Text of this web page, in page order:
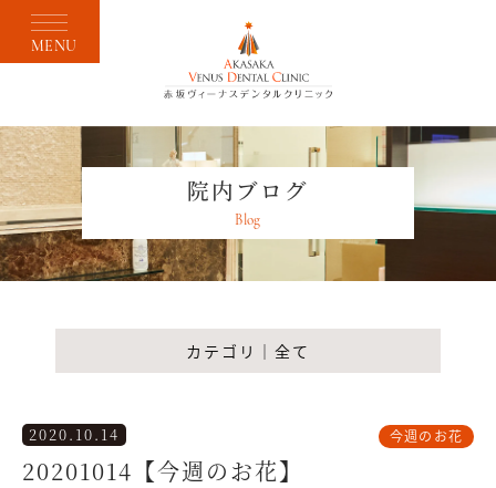
MENU
院内ブログ
Blog
カテゴリ｜全て
2020.10.14
20201014【今週のお花】
今週のお花